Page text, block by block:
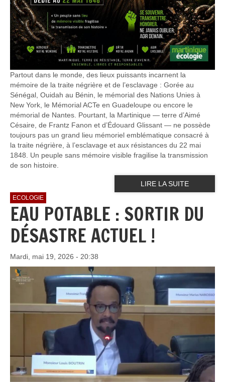
Partout dans le monde, des lieux puissants incarnent la
mémoire de la traite négrière et de l’esclavage : Gorée au
Sénégal, Ouidah au Bénin, le mémorial des Nations Unies à
New York, le Mémorial ACTe en Guadeloupe ou encore le
mémorial de Nantes. Pourtant, la Martinique — terre d’Aimé
Césaire, de Frantz Fanon et d’Édouard Glissant — ne possède
toujours pas un grand lieu mémoriel emblématique consacré à
la traite négrière, à l’esclavage et aux résistances du 22 mai
1848. Un peuple sans mémoire visible fragilise la transmission
de son histoire.
LIRE LA SUITE
ECOLOGIE
EAU POTABLE : SORTIR DU
DÉSASTRE ACTUEL !
Mardi, mai 19, 2026 - 20:38